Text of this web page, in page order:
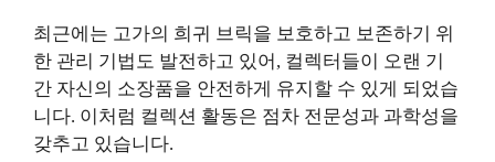
최근에는 고가의 희귀 브릭을 보호하고 보존하기 위
한 관리 기법도 발전하고 있어, 컬렉터들이 오랜 기
간 자신의 소장품을 안전하게 유지할 수 있게 되었습
니다. 이처럼 컬렉션 활동은 점차 전문성과 과학성을
갖추고 있습니다.